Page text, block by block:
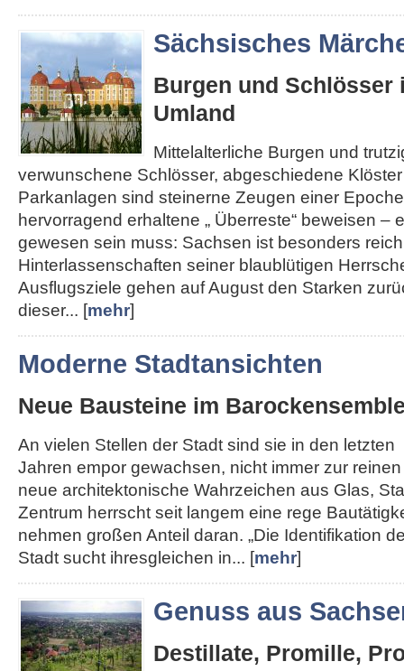
Sächsisches
Burgen und Schlösser
Umland
Mittelalterliche Burgen und
verwunschene Schlösser, abgeschiedene
Parkanlagen sind steinerne Zeugen einer
hervorragend erhaltene „ Überreste“ beweisen –
gewesen sein muss: Sachsen ist besonders
Hinterlassenschaften seiner blaublütigen
Ausflugsziele gehen auf August den Starken
dieser... [mehr]
Moderne Stadtansichten
Neue Bausteine im
An vielen Stellen der Stadt sind sie in den letzten
Jahren empor gewachsen, nicht immer zur
neue architektonische Wahrzeichen aus Glas,
Zentrum herrscht seit langem eine rege
nehmen großen Anteil daran. „Die Identifikation
Stadt sucht ihresgleichen in... [mehr]
Genuss aus
Destillate, Promille,